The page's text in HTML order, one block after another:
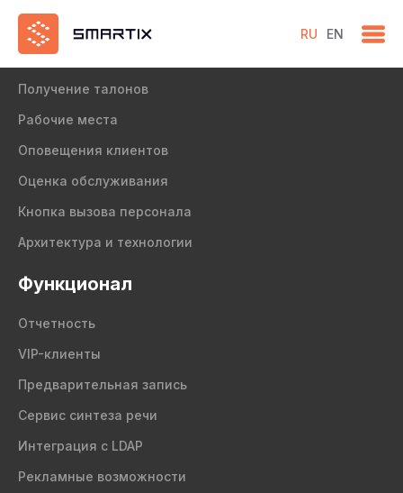
RU EN
Продукт
Получение талонов
Рабочие места
Оповещения клиентов
Оценка обслуживания
Кнопка вызова персонала
Архитектура и технологии
Функционал
Отчетность
VIP-клиенты
Предварительная запись
Сервис синтеза речи
Интеграция с LDAP
Рекламные возможности